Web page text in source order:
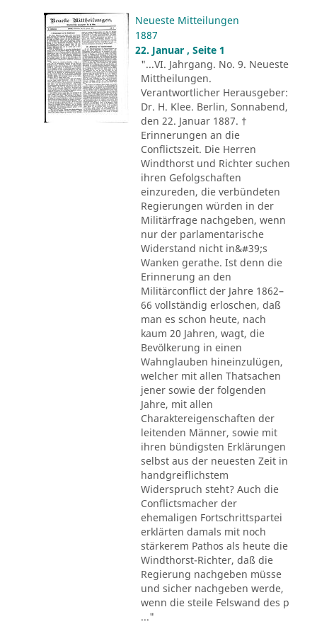
Neueste Mitteilungen
1887
22. Januar , Seite 1
"...VI. Jahrgang. No. 9. Neueste
Mittheilungen.
Verantwortlicher Herausgeber:
Dr. H. Klee. Berlin, Sonnabend,
den 22. Januar 1887. †
Erinnerungen an die
Conflictszeit. Die Herren
Windthorst und Richter suchen
ihren Gefolgschaften
einzureden, die verbündeten
Regierungen würden in der
Militärfrage nachgeben, wenn
nur der parlamentarische
Widerstand nicht in&#39;s
Wanken gerathe. Ist denn die
Erinnerung an den
Militärconflict der Jahre 1862–
66 vollständig erloschen, daß
man es schon heute, nach
kaum 20 Jahren, wagt, die
Bevölkerung in einen
Wahnglauben hineinzulügen,
welcher mit allen Thatsachen
jener sowie der folgenden
Jahre, mit allen
Charaktereigenschaften der
leitenden Männer, sowie mit
ihren bündigsten Erklärungen
selbst aus der neuesten Zeit in
handgreiflichstem
Widerspruch steht? Auch die
Conflictsmacher der
ehemaligen Fortschrittspartei
erklärten damals mit noch
stärkerem Pathos als heute die
Windthorst-Richter, daß die
Regierung nachgeben müsse
und sicher nachgeben werde,
wenn die steile Felswand des p
..."